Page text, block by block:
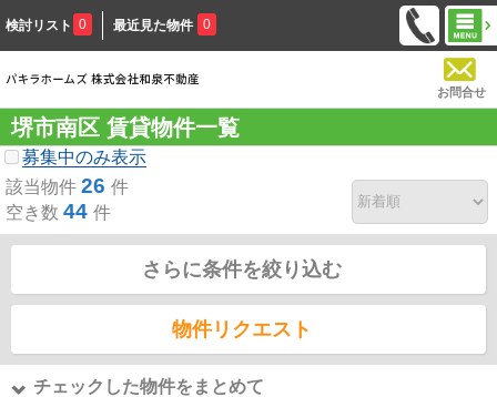
検討リスト 0 最近見た物件 0
お問合せ
堺市南区 賃貸物件一覧
募集中のみ表示
該当物件 26 件
空き数 44 件
さらに条件を絞り込む
物件リクエスト
チェックした物件をまとめて